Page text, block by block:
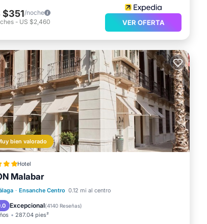
$351/noche
- US $2,460 VER OFERTA
bien valorado
Hotel
Malabar
· Ensanche Centro 0.12 mi al centro
Excepcional(4140 Reseñas)
287.04 pies²
Desayuno
Aparcamiento
Balcón/Terraza